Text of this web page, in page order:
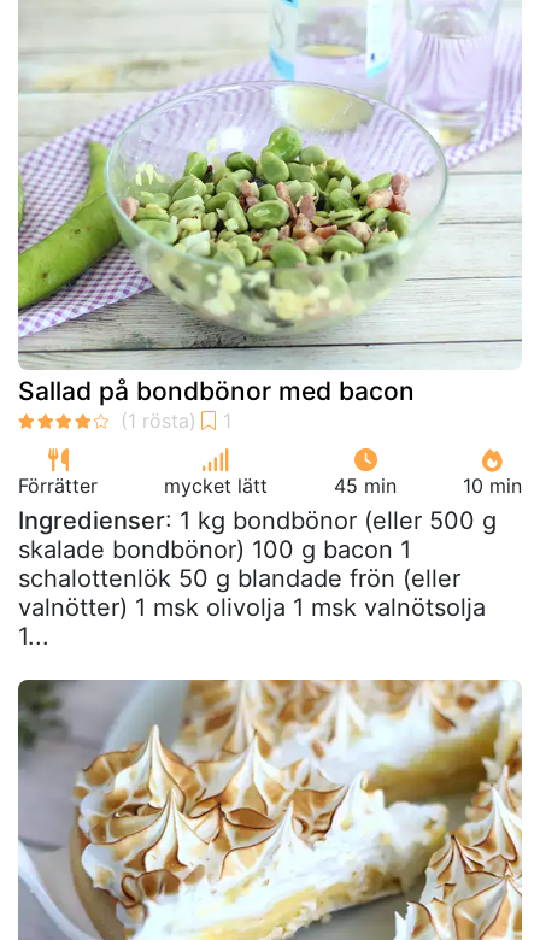
Sallad på bondbönor med bacon
Förrätter mycket lätt 45 min 10 min
Ingredienser: 1 kg bondbönor (eller 500 g
skalade bondbönor) 100 g bacon 1
schalottenlök 50 g blandade frön (eller
valnötter) 1 msk olivolja 1 msk valnötsolja
1...